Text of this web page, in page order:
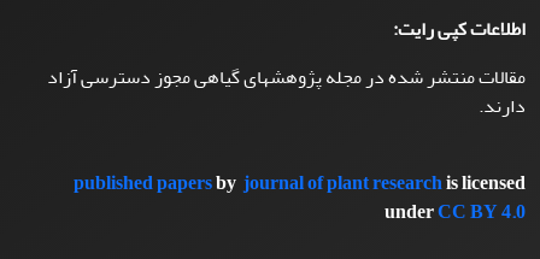
اطلاعات کپی رایت:
مقالات منتشر شده در مجله پژوهشهای گیاهی مجوز دسترسی آزاد
دارند.
published papersbyjournal of plant researchis licensed
underCC BY 4.0